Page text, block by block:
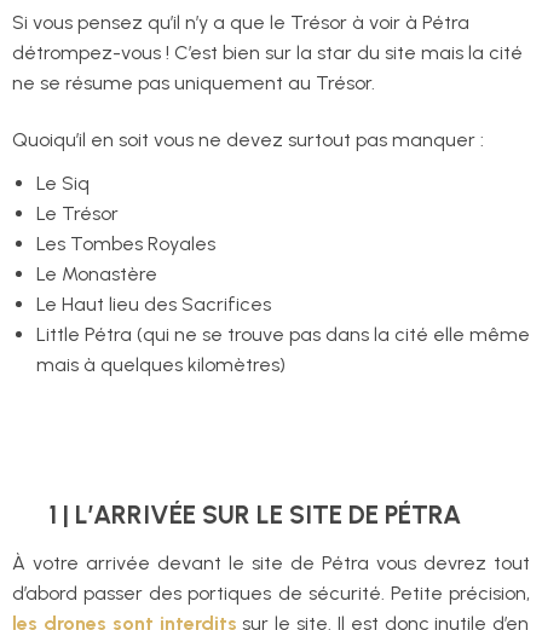
Si vous pensez qu’il n’y a que le Trésor à voir à Pétra
détrompez-vous ! C’est bien sur la star du site mais la cité
ne se résume pas uniquement au Trésor.
Quoiqu’il en soit vous ne devez surtout pas manquer :
Le Siq
Le Trésor
Les Tombes Royales
Le Monastère
Le Haut lieu des Sacrifices
Little Pétra (qui ne se trouve pas dans la cité elle même
mais à quelques kilomètres)
1 | L’ARRIVÉE SUR LE SITE DE PÉTRA
À votre arrivée devant le site de Pétra vous devrez tout
d’abord passer des portiques de sécurité. Petite précision,
les drones sont interdits sur le site. Il est donc inutile d’en